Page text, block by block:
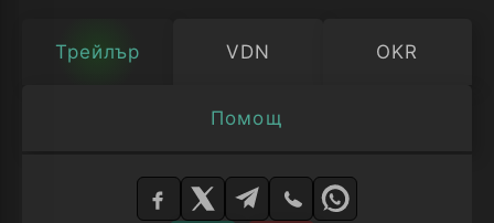
Трейлър VDN OKR
Помощ
Изберете